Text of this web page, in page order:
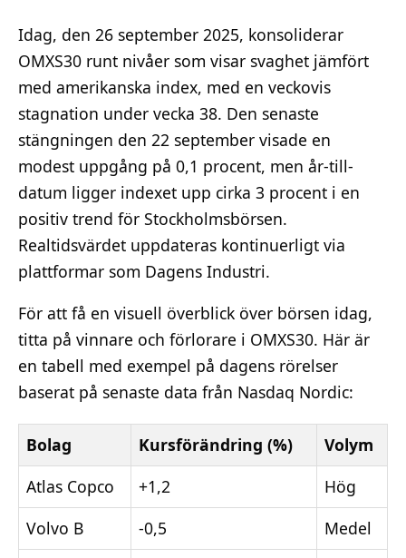
Idag, den 26 september 2025, konsoliderar
OMXS30 runt nivåer som visar svaghet jämfört
med amerikanska index, med en veckovis
stagnation under vecka 38. Den senaste
stängningen den 22 september visade en
modest uppgång på 0,1 procent, men år-till-
datum ligger indexet upp cirka 3 procent i en
positiv trend för Stockholmsbörsen.
Realtidsvärdet uppdateras kontinuerligt via
plattformar som Dagens Industri.
För att få en visuell överblick över börsen idag,
titta på vinnare och förlorare i OMXS30. Här är
en tabell med exempel på dagens rörelser
baserat på senaste data från Nasdaq Nordic:
Bolag Kursförändring (%)
Volym
Atlas Copco
+1,2
Hög
Volvo B
-0,5
Medel